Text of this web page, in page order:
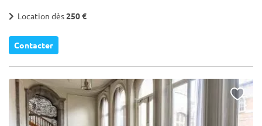
Location dès250 €
Contacter